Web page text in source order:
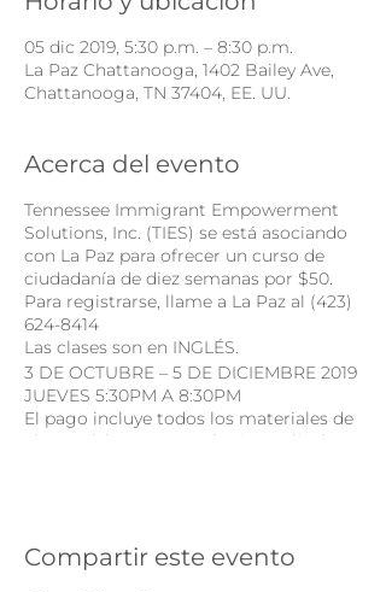
05 dic 2019, 5:30 p.m. – 8:30 p.m.
La Paz Chattanooga, 1402 Bailey Ave,
Chattanooga, TN 37404, EE. UU.
Acerca del evento
Tennessee Immigrant Empowerment
Solutions, Inc. (TIES) se está asociando
con La Paz para ofrecer un curso de
ciudadanía de diez semanas por $50.
Para registrarse, llame a La Paz al (423)
624-8414
Las clases son en INGLÉS.
3 DE OCTUBRE – 5 DE DICIEMBRE 2019
JUEVES 5:30PM A 8:30PM
El pago incluye todos los materiales de
clase y debe pagarse el primer día de
Compartir este evento